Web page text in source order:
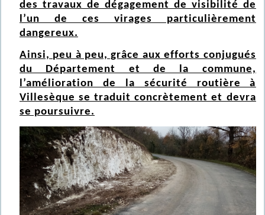
des travaux de dégagement de visibilité de
l’un de ces virages particulièrement
dangereux.
Ainsi, peu à peu, grâce aux efforts conjugués
du Département et de la commune,
l’amélioration de la sécurité routière à
Villesèque se traduit concrètement et devra
se poursuivre.